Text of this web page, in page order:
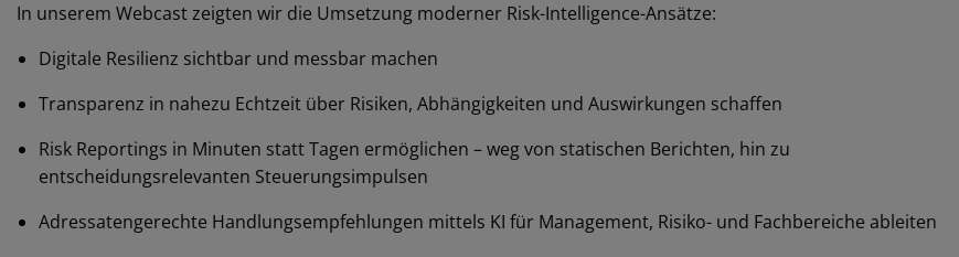
In unserem Webcast zeigten wir die Umsetzung moderner Risk-Intelligence-Ansätze:
Digitale Resilienz sichtbar und messbar machen
Transparenz in nahezu Echtzeit über Risiken, Abhängigkeiten und Auswirkungen schaffen
Risk Reportings in Minuten statt Tagen ermöglichen – weg von statischen Berichten, hin zu
entscheidungsrelevanten Steuerungsimpulsen
Adressatengerechte Handlungsempfehlungen mittels KI für Management, Risiko- und Fachbereiche ableiten